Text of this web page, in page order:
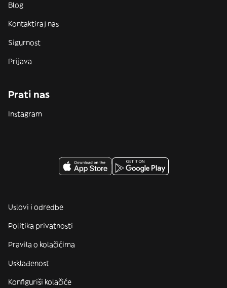
Blog
Kontaktiraj nas
Sigurnost
Prijava
Prati nas
Instagram
Uslovi i odredbe
Politika privatnosti
Pravila o kolačićima
Usklađenost
Konfiguriši kolačiće